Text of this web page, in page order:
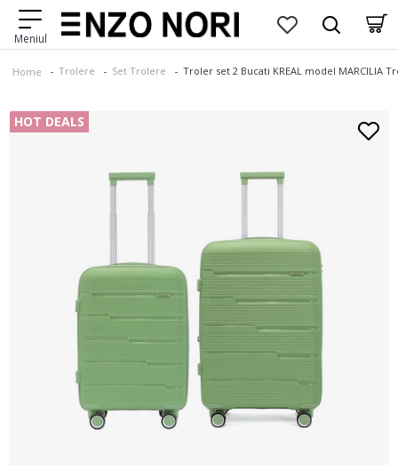
Home Trolere Set Trolere Troler set 2 Bucati KREAL model
HOT DEALS